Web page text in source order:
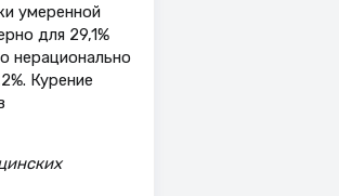
умеренной
для 29,1%
нерационально
Курение